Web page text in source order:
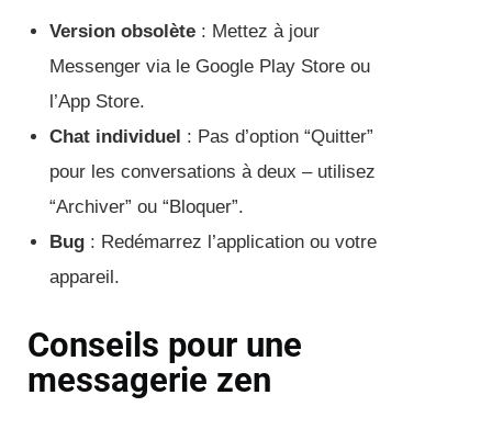
Version obsolète : Mettez à jour
Messenger via le Google Play Store ou
l’App Store.
Chat individuel : Pas d’option “Quitter”
pour les conversations à deux – utilisez
“Archiver” ou “Bloquer”.
Bug : Redémarrez l’application ou votre
appareil.
Conseils pour une
messagerie zen